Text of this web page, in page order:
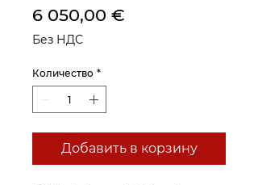
6 050,00 €
Без НДС
Количество *
Добавить в корзину